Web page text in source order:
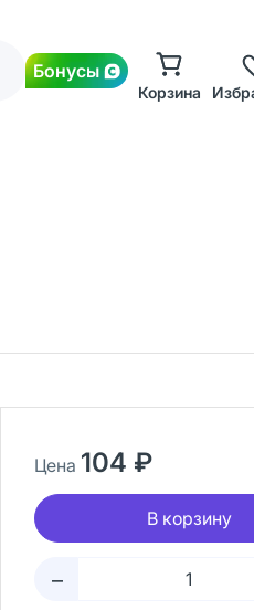
Бонусы
Корзина
Цена 104 ₽
В корзину
–